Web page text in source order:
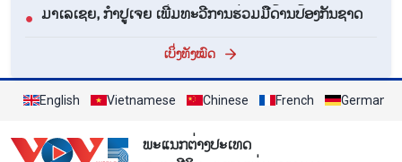
● ມາເລເຊຍ, ກຳປູເຈຍ ເພີ່ມທະວີການຮ່ວມມືດ້ານປ້ອງກັນຊາດ
ເບິ່ງທັງໝົດ
English Vietnamese Chinese French German
ພະແນກຕ່າງປະເທດ